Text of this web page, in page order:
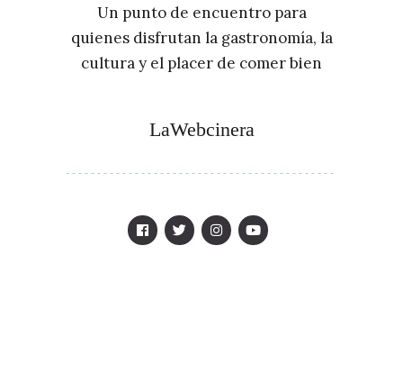
Un punto de encuentro para
quienes disfrutan la gastronomía, la
cultura y el placer de comer bien
LaWebcinera